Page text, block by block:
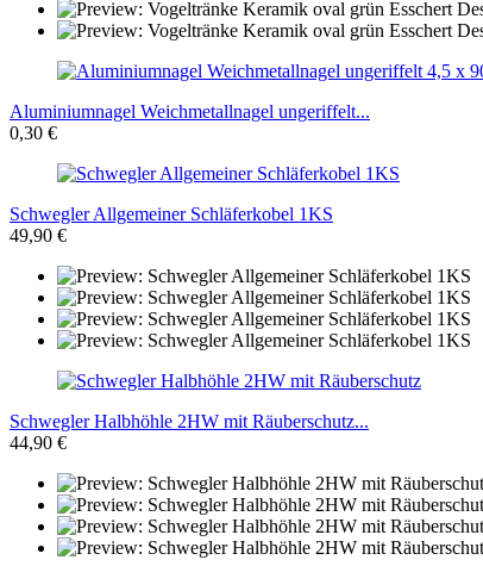
Aluminiumnagel Weichmetallnagel ungeriffelt...
0,30 €
Schwegler Allgemeiner Schläferkobel 1KS
49,90 €
Schwegler Halbhöhle 2HW mit Räuberschutz...
44,90 €